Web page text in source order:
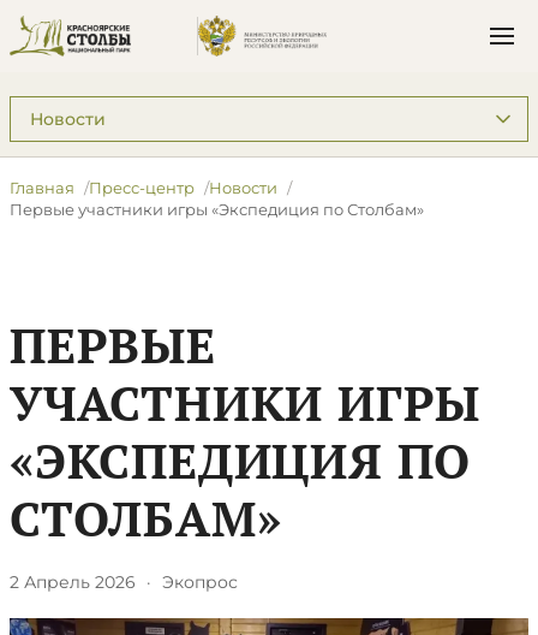
Подразделы: Пресс-центр
Главная Пресс-центр
Новости
Первые участники игры «Экспедиция по Столбам»
ПЕРВЫЕ
УЧАСТНИКИ ИГРЫ
«ЭКСПЕДИЦИЯ ПО
СТОЛБАМ»
2 Апрель 2026 · Экопрос